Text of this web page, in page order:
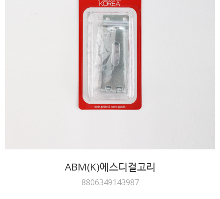
ABM(K)에스디걸고리
8806349143987